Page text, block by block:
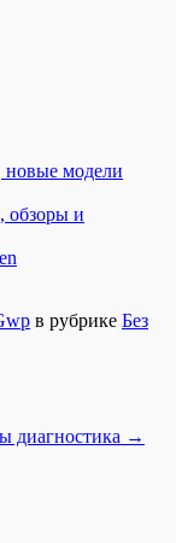
новые модели
обзоры и
в рубрике Без
диагностика →